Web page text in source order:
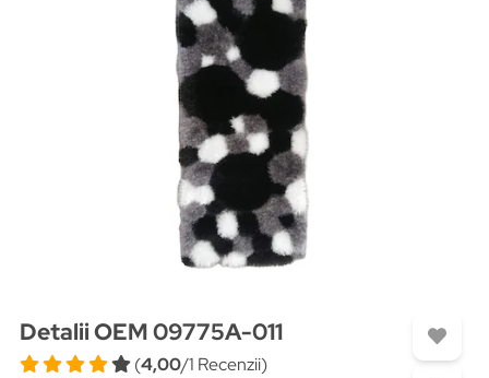
Detalii OEM 09775A-011
(4,00/1 Recenzii)